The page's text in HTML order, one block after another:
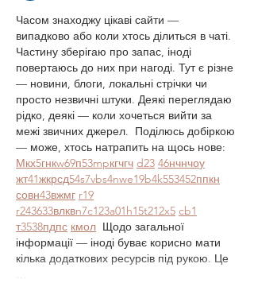
Часом знаходжу цікаві сайти —
випадково або коли хтось ділиться в чаті.
Частину зберігаю про запас, іноді
повертаюсь до них при нагоді. Тут є різне
— новини, блоги, локальні стрічки чи
просто незвичні штуки. Деякі переглядаю
рідко, деякі — коли хочеться вийти за
межі звичних джерел.  Поділюсь добіркою
— може, хтось натрапить на щось нове:
Мкх5гнкw69п53mpкгчгч d23 46нчнчоу
жт41жкрсд54s7vbs4nwe19b4k553452ппкн
совн43вжмг r19
r243633влквn7c123a01h15t212x5 cb1
т3538пдпс кмол
  Щодо загальної
інформації — іноді буває корисно мати
кілька додаткових ресурсів під рукою. Це
…